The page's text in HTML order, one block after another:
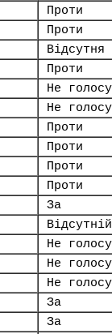
Проти
Проти
Відсутня
Проти
Не
Не
Проти
Проти
Проти
Проти
За
Відсутній
Не
Не
Не
За
За